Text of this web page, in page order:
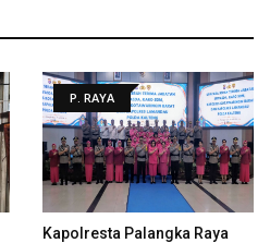
P. RAYA
Kapolresta Palangka Raya